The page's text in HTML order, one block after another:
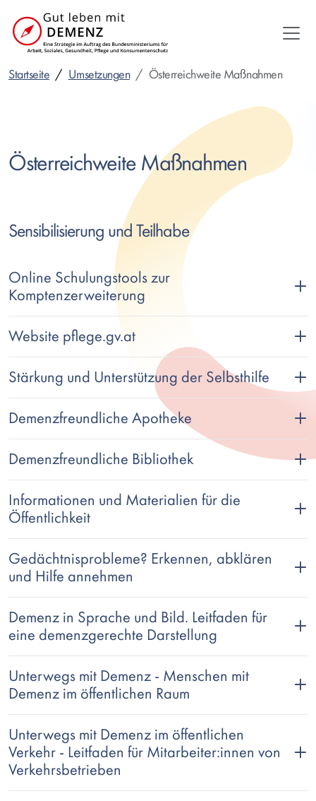
zum
Inhalt
Startseite Umsetzungen Österreichweite Maßnahmen
Österreichweite Maßnahmen
Sensibilisierung und Teilhabe
Online Schulungstools zur
Komptenzerweiterung
Website pflege.gv.at
Stärkung und Unterstützung der Selbsthilfe
Demenzfreundliche Apotheke
Demenzfreundliche Bibliothek
Informationen und Materialien für die
Öffentlichkeit
Gedächtnisprobleme? Erkennen, abklären
und Hilfe annehmen
Demenz in Sprache und Bild. Leitfaden für
eine demenzgerechte Darstellung
Unterwegs mit Demenz - Menschen mit
Demenz im öffentlichen Raum
Unterwegs mit Demenz im öffentlichen
Verkehr - Leitfaden für Mitarbeiter:innen von
Verkehrsbetrieben